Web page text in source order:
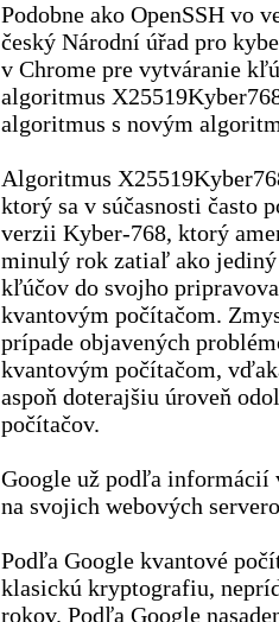
Podobne ako OpenSSH vo
český Národní úřad pro
v Chrome pre vytváranie
algoritmus
algoritmus s novým
Algoritmus
ktorý sa v súčasnosti často
verzii Kyber-768, ktorý
minulý rok zatiaľ ako
kľúčov do svojho
kvantovým počítačom.
prípade objavených
kvantovým počítačom,
aspoň doterajšiu úroveň
počítačov.
Google už podľa informácií
na svojich webových
Podľa Google kvantové
klasickú kryptografiu,
rokov. Podľa Google